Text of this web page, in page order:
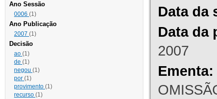
Ano Sessão
0006 (1)
Ano Publicação
2007 (1)
Decisão
ao (1)
de (1)
negou (1)
por (1)
provimento (1)
recurso (1)
Data da
Data da
2007
Ementa: